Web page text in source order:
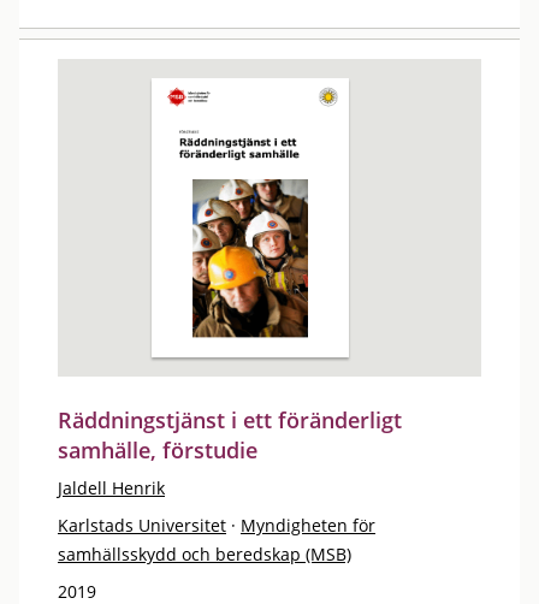
Räddningstjänst i ett föränderligt
samhälle, förstudie
Jaldell Henrik
Karlstads Universitet · Myndigheten för
samhällsskydd och beredskap (MSB)
2019